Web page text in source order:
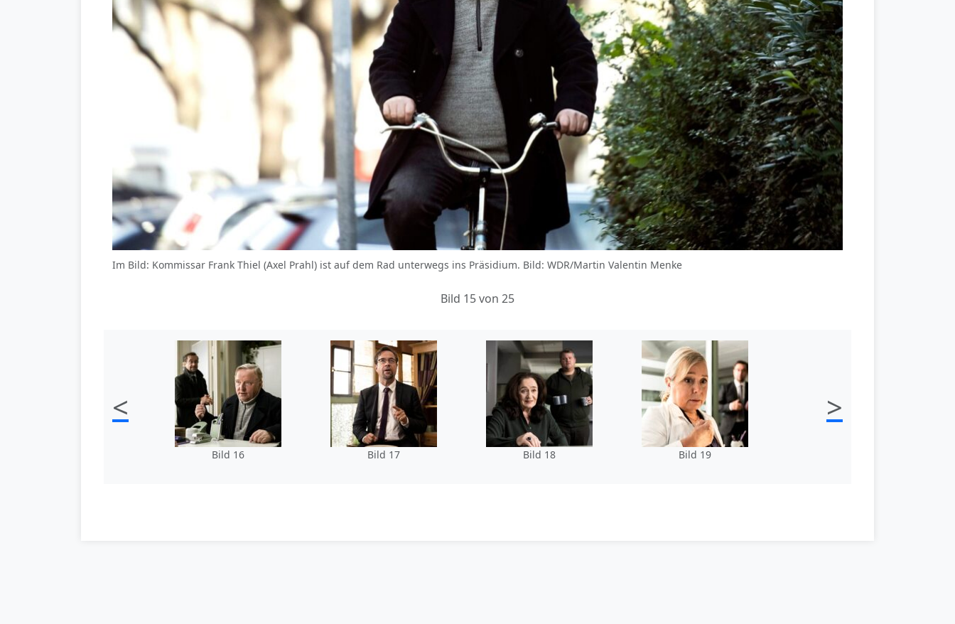
Im Bild: Kommissar Frank Thiel (Axel Prahl) ist auf dem Rad unterwegs ins Präsidium. Bild: WDR/Martin Valentin Menke
Bild 15 von 25
<
Bild 16 Bild 17 Bild 18 Bild 19
>